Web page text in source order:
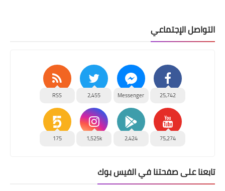
التواصل الإجتماعي
25,742
Messenger
2,455
RSS
75,274
2,424
1,525k
175
تابعنا على صفحتنا في الفيس بوك